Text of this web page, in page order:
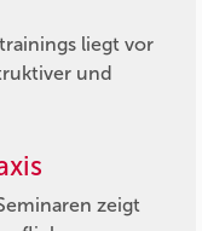
liegt vor
und
zeigt